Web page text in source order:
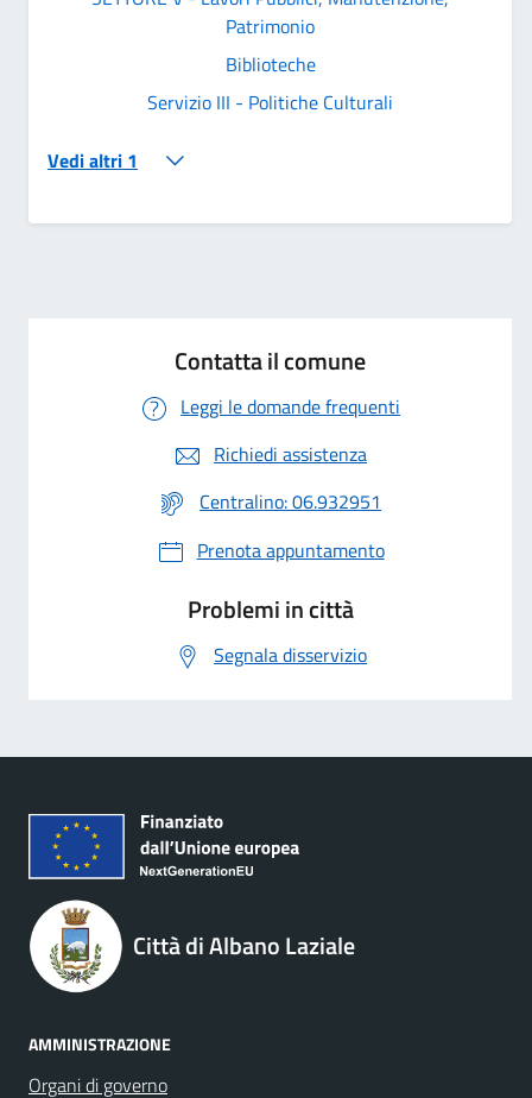
Patrimonio
Biblioteche
Servizio III - Politiche Culturali
Vedi altri 1
Contatta il comune
Leggi le domande frequenti
Richiedi assistenza
Centralino: 06.932951
Prenota appuntamento
Problemi in città
Segnala disservizio
Città di Albano Laziale
AMMINISTRAZIONE
Organi di governo